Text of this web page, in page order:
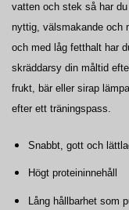
vatten och stek så har
nyttig, välsmakande och
och med låg fetthalt har
skräddarsy din måltid
frukt, bär eller sirap
efter ett träningspass.
Snabbt, gott och
Högt proteininnehåll
Lång hållbarhet som